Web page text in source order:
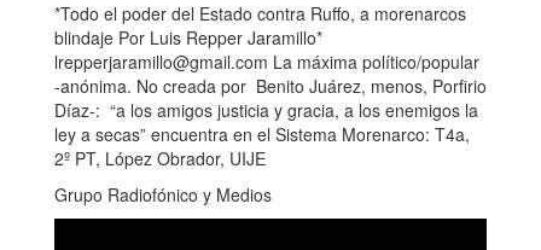
*Todo el poder del Estado contra Ruffo, a morenarcos
blindaje Por Luis Repper Jaramillo*
lrepperjaramillo@gmail.com La máxima político/popular
-anónima. No creada por Benito Juárez, menos, Porfirio
Díaz-: “a los amigos justicia y gracia, a los enemigos la
ley a secas” encuentra en el Sistema Morenarco: T4a,
2º PT, López Obrador, UIJE
Grupo Radiofónico y Medios